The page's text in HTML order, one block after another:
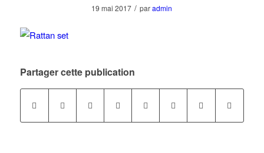
19 mai 2017 / paradmin
Partager cette publication